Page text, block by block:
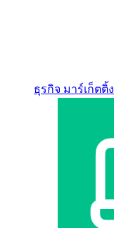
ธุรกิจ มาร์เก็ตติ้ง